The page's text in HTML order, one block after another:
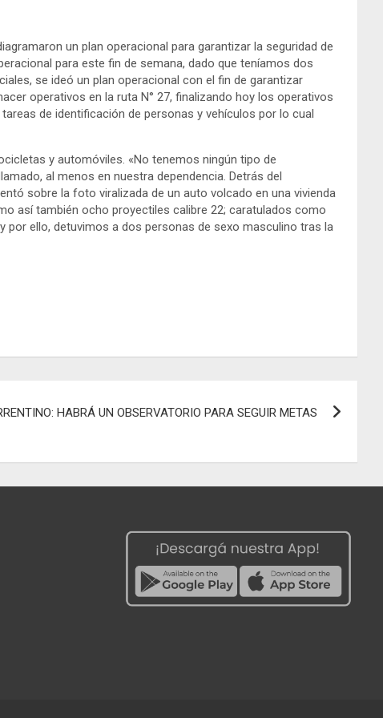
un plan operacional para garantizar la seguridad de
para este fin de semana, dado que teníamos dos
se ideó un plan operacional con el fin de garantizar
operativos en la ruta N° 27, finalizando hoy los operativos
de identificación de personas y vehículos por lo cual
y automóviles. «No tenemos ningún tipo de
al menos en nuestra dependencia. Detrás del
sobre la foto viralizada de un auto volcado en una vivienda
así también ocho proyectiles calibre 22; caratulados como
por ello, detuvimos a dos personas de sexo masculino tras la
HABRÁ UN OBSERVATORIO PARA SEGUIR METAS